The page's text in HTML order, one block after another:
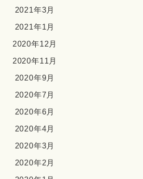
2021年3月
2021年1月
2020年12月
2020年11月
2020年9月
2020年7月
2020年6月
2020年4月
2020年3月
2020年2月